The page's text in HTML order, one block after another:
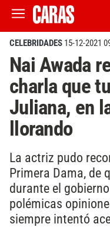
CELEBRIDADES 15-12-2021
Nai Awada
charla que
Juliana, en
llorando
La actriz pudo
Primera Dama, de
durante el
polémicas
siempre intentó